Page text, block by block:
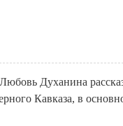
Духанина
Кавказа, в